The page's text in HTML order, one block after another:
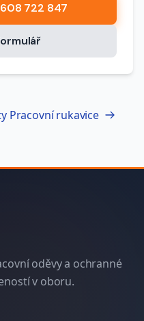
722 847
Pracovní rukavice
oděvy a ochranné
v oboru.